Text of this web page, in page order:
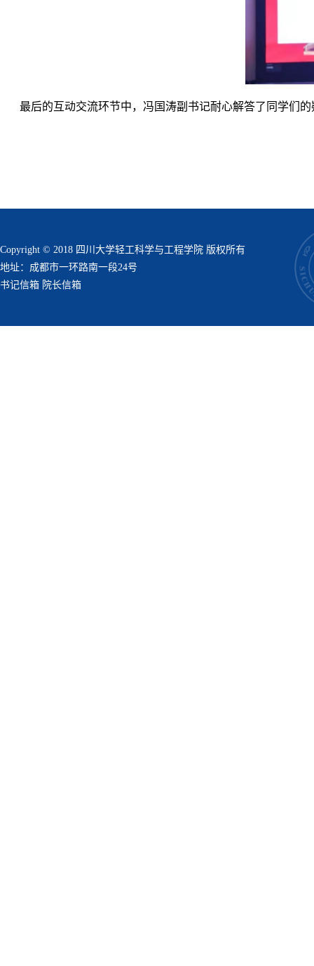
最后的互动交流环节中，冯国涛副书记耐心解答了同学们
Copyright © 2018 四川大学轻工科学与工程学院 版权所有
地址：成都市一环路南一段24号
书记信箱 院长信箱